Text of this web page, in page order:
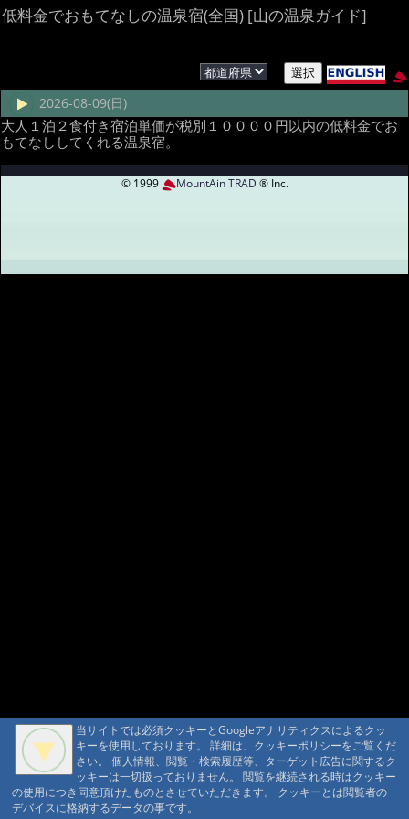
低料金でおもてなしの温泉宿(全国) [山の温泉ガイド]
2026-08-09(日)
大人１泊２食付き宿泊単価が税別１００００円以内の低料金でお
もてなししてくれる温泉宿。
当サイトでは必須クッキーとGoogleアナリティクスによるクッ
キーを使用しております。 詳細は、クッキーポリシーをご覧くだ
さい。 個人情報、閲覧・検索履歴等、ターゲット広告に関するク
ッキーは一切扱っておりません。 閲覧を継続される時はクッキー
の使用につき同意頂けたものとさせていただきます。 クッキーとは閲覧者の
デバイスに格納するデータの事です。
© 1999 MountAin TRAD ® Inc.
当サイトでは必須クッキーとGoogleアナリティクスによるクッ
キーを使用しております。 詳細は、クッキーポリシーをご覧くだ
さい。 個人情報、閲覧・検索履歴等、ターゲット広告に関するク
ッキーは一切扱っておりません。 閲覧を継続される時はクッキー
の使用につき同意頂けたものとさせていただきます。 クッキーとは閲覧者の
デバイスに格納するデータの事です。